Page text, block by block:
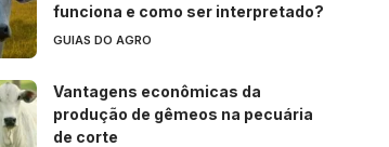
funciona e como ser interpretado?
GUIAS DO AGRO
Vantagens econômicas da
produção de gêmeos na pecuária
de corte